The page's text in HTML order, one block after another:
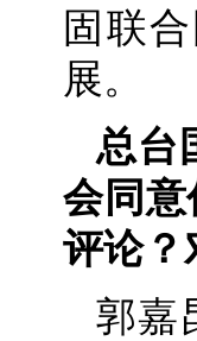
固联
展。
总台
会同
评论？
郭嘉